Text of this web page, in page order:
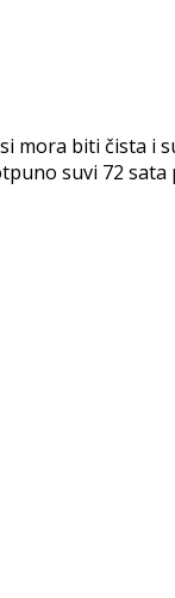
mora biti čista
suvi 72